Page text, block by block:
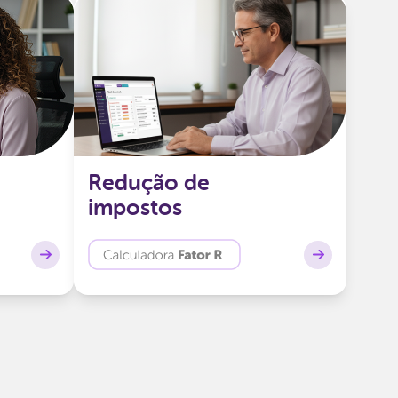
com
e
Redução de
impostos
Redução de impostos
Calculamos automaticamente se
sua empresa pode usar o Fator
pagar menos impostos de forma